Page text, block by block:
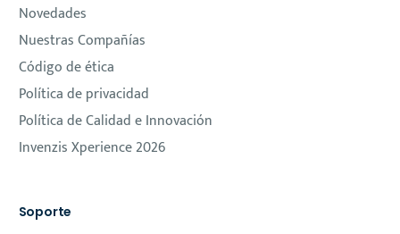
Novedades
Nuestras Compañías
Código de ética
Política de privacidad
Política de Calidad e Innovación
Invenzis Xperience 2026
Soporte